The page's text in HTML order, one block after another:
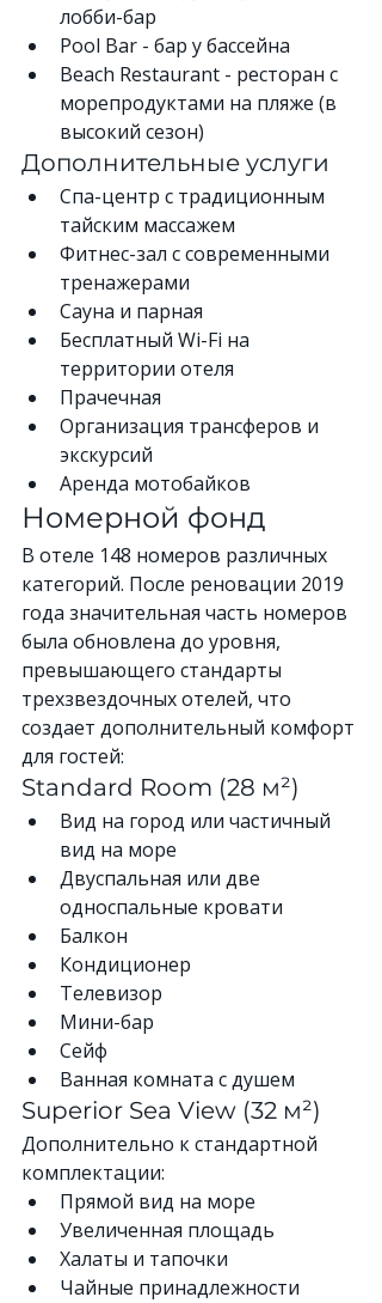
лобби-бар
Pool Bar - бар у бассейна
Beach Restaurant - ресторан с
морепродуктами на пляже (в
высокий сезон)
Дополнительные услуги
Спа-центр с традиционным
тайским массажем
Фитнес-зал с современными
тренажерами
Сауна и парная
Бесплатный Wi-Fi на
территории отеля
Прачечная
Организация трансферов и
экскурсий
Аренда мотобайков
Номерной фонд
В отеле 148 номеров различных
категорий. После реновации 2019
года значительная часть номеров
была обновлена до уровня,
превышающего стандарты
трехзвездочных отелей, что
создает дополнительный комфорт
для гостей:
Standard Room (28 м²)
Вид на город или частичный
вид на море
Двуспальная или две
односпальные кровати
Балкон
Кондиционер
Телевизор
Мини-бар
Сейф
Ванная комната с душем
Superior Sea View (32 м²)
Дополнительно к стандартной
комплектации:
Прямой вид на море
Увеличенная площадь
Халаты и тапочки
Чайные принадлежности